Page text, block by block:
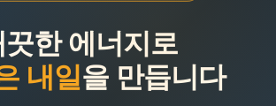
한 에너지로
내일 을 만듭니다